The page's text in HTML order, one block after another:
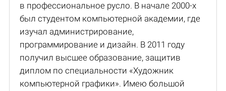
в профессиональное русло. В начале 2000-х
был студентом компьютерной академии, где
изучал администрирование,
программирование и дизайн. В 2011 году
получил высшее образование, защитив
диплом по специальности «Художник
компьютерной графики». Имею большой